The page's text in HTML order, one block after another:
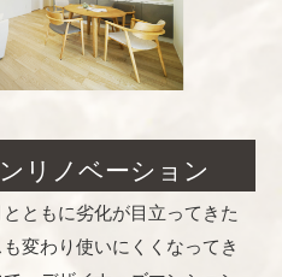
リノベーション
ともに劣化が目立ってきた
変わり使いにくくなってき